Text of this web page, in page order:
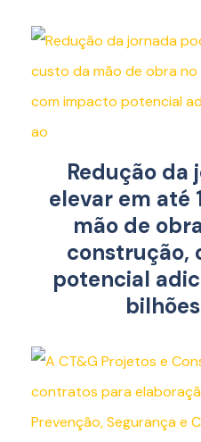
Redução da
elevar em até
mão de
construção,
potencial